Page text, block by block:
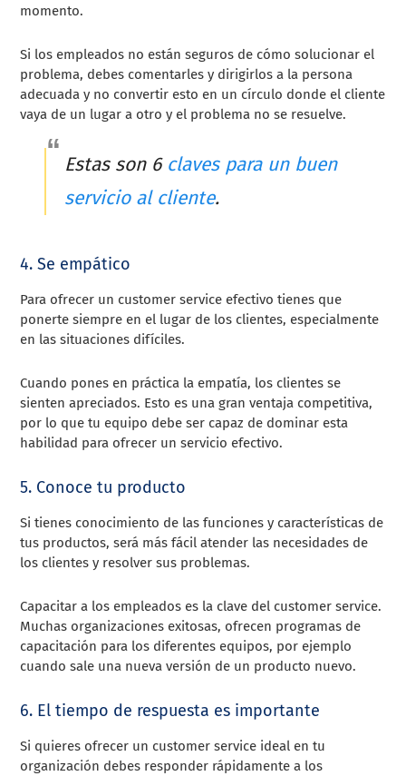
momento.
Si los empleados no están seguros de cómo solucionar el
problema, debes comentarles y dirigirlos a la persona
adecuada y no convertir esto en un círculo donde el cliente
vaya de un lugar a otro y el problema no se resuelve.
Estas son 6 claves para un buen
servicio al cliente.
4. Se empático
Para ofrecer un customer service efectivo tienes que
ponerte siempre en el lugar de los clientes, especialmente
en las situaciones difíciles.
Cuando pones en práctica la empatía, los clientes se
sienten apreciados. Esto es una gran ventaja competitiva,
por lo que tu equipo debe ser capaz de dominar esta
habilidad para ofrecer un servicio efectivo.
5. Conoce tu producto
Si tienes conocimiento de las funciones y características de
tus productos, será más fácil atender las necesidades de
los clientes y resolver sus problemas.
Capacitar a los empleados es la clave del customer service.
Muchas organizaciones exitosas, ofrecen programas de
capacitación para los diferentes equipos, por ejemplo
cuando sale una nueva versión de un producto nuevo.
6. El tiempo de respuesta es importante
Si quieres ofrecer un customer service ideal en tu
organización debes responder rápidamente a los